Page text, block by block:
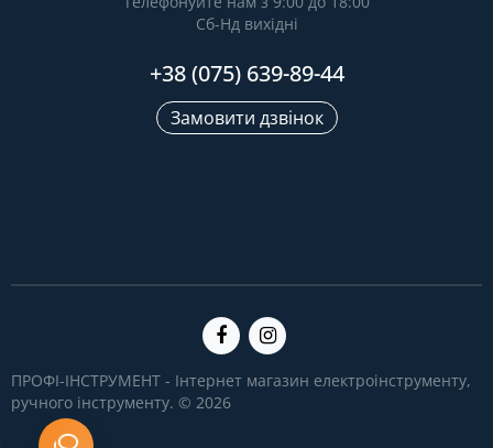
Сб-Нд вихідні
+38 (075) 639-89-44
Замовити дзвінок
ПРОФІ-ІНСТРУМЕНТ - Інтернет магазин електроінструменту,
ручного інструменту. © 2026